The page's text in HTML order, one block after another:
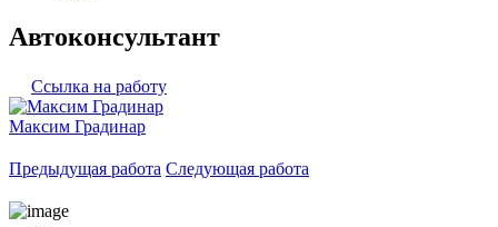
Автоконсультант
Ссылка на работу
Максим Градинар
Предыдущая работа Следующая работа